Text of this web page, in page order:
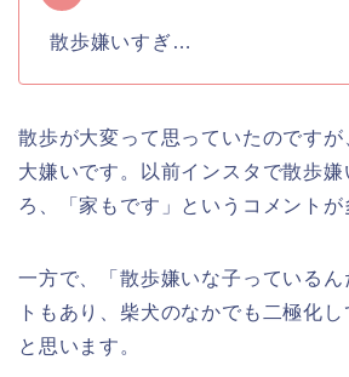
散歩嫌いすぎ…
散歩が大変って思っていたのです
大嫌いです。以前インスタで散歩嫌
ろ、「家もです」というコメントが
一方で、「散歩嫌いな子っている
トもあり、柴犬のなかでも二極化
と思います。